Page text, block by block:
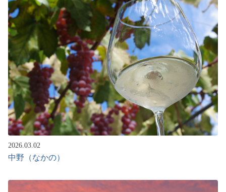
2026.03.02
中野（なかの）